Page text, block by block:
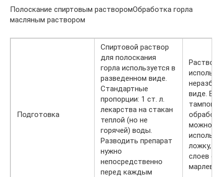
Полоскание спиртовым растворомОбработка горла
масляным раствором
Подготовка
Спиртовой раствор
для полоскания
горла используется в
разведенном виде.
Стандартные
пропорции: 1 ст. л.
лекарства на стакан
теплой (но не
горячей) воды.
Разводить препарат
нужно
непосредственно
перед каждым
Раствор
виде. В
тампона
можно
ложку, в
слоев